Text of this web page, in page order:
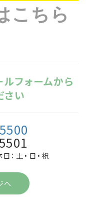
こちら
フォームから
さい
土・日・祝
へ